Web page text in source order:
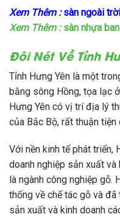
Xem Thêm :sàn ngoài trời
Xem Thêm :sàn nhựa
Đôi Nét Về Tỉnh
Tỉnh Hưng Yên là một
bằng sông Hồng, tọa lạc
Hưng Yên có vị trí địa lý
của Bắc Bộ, rất thuận
Với nền kinh tế phát triển,
doanh nghiệp sản xuất
là ngành công nghiệp gỗ.
thống về chế tác gỗ và
sản xuất và kinh doanh